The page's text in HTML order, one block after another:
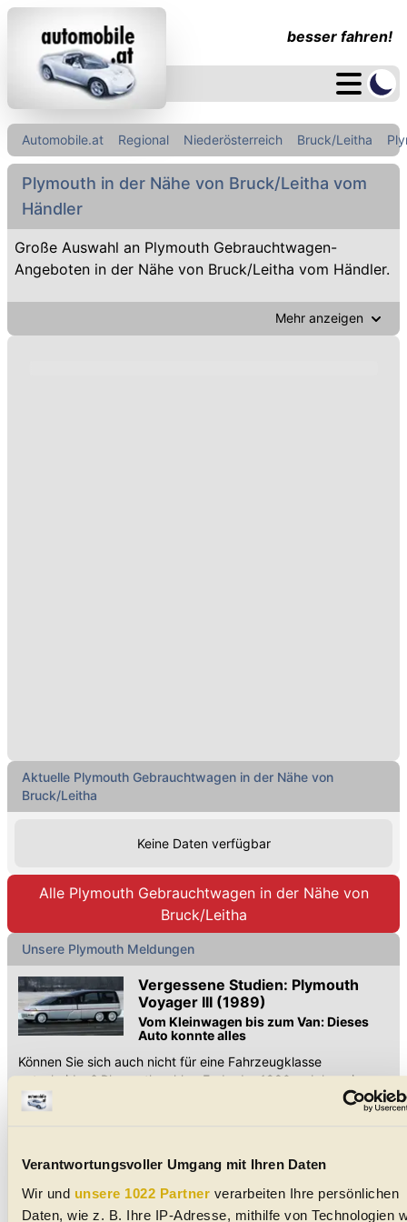
Verantwortungsvoller Umgang mit Ihren Daten
Wir und unsere 1022 Partnerverarbeiten Ihre persönlichen
Daten, wie z. B. Ihre IP-Adresse, mithilfe von Technologien
besser fahren!
Automobile.at Regional Niederösterreich Bruck/Leitha
Plymouth in der Nähe von Bruck/Leitha vom
Händler
Große Auswahl an Plymouth Gebrauchtwagen-
Angeboten in der Nähe von Bruck/Leitha vom Händler.
Mehr anzeigen
Aktuelle Plymouth Gebrauchtwagen in der Nähe von
Bruck/Leitha
Keine Daten verfügbar
Alle Plymouth Gebrauchtwagen in der Nähe von
Bruck/Leitha
Unsere Plymouth Meldungen
Vergessene Studien: Plymouth
Voyager III (1989)
Vom Kleinwagen bis zum Van: Dieses
Auto konnte alles
Können Sie sich auch nicht für eine Fahrzeugklasse
entscheiden? Plymouth schlug Ende der 1980er-Jahre einen
erstaunlichen Kompromiss vor.
Mehr Anpressdruck und eine bessere Straßenlage: Ab Werk
mit Heckspoiler - inklusive einiger wahrlicher "Flugzeug-